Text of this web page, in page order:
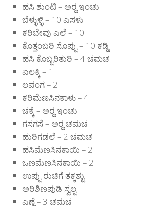
ಹಸಿ ಶುಂಟಿ – ಅರ‍್ದ ಇಂಚು
ಬೆಳ್ಳುಳ್ಳಿ – 10 ಎಸಳು
ಕರಿಬೇವು ಎಲೆ – 10
ಕೊತ್ತಂಬರಿ ಸೊಪ್ಪು – 10 ಕಡ್ಡಿ
ಹಸಿ ಕೊಬ್ಬರಿತುರಿ – 4 ಚಮಚ
ಏಲಕ್ಕಿ – 1
ಲವಂಗ – 2
ಕರಿಮೆಣಸಿನಕಾಳು – 4
ಚಕ್ಕೆ – ಅರ‍್ದ ಇಂಚು
ಗಸಗಸೆ – ಅರ‍್ದ ಚಮಚ
ಹುರಿಗಡಲೆ – 2 ಚಮಚ
ಹಸಿಮೆಣಸಿನಕಾಯಿ – 2
ಒಣಮೆಣಸಿನಕಾಯಿ – 2
ಉಪ್ಪು ರುಚಿಗೆ ತಕ್ಕಶ್ಟು
ಅರಿಶಿಣಪುಡಿ ಸ್ವಲ್ಪ
ಎಣ್ಣೆ – 3 ಚಮಚ